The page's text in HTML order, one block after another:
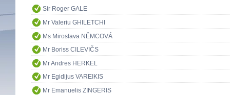
Sir Roger GALE
Mr Valeriu GHILETCHI
Ms Miroslava NĚMCOVÁ
Mr Boriss CILEVIČS
Mr Andres HERKEL
Mr Egidijus VAREIKIS
Mr Emanuelis ZINGERIS